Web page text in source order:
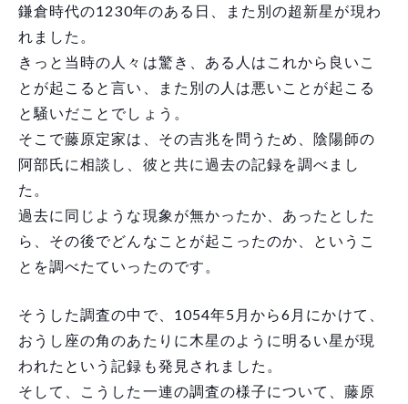
鎌倉時代の1230年のある日、また別の超新星が現わ
れました。
きっと当時の人々は驚き、ある人はこれから良いこ
とが起こると言い、また別の人は悪いことが起こる
と騒いだことでしょう。
そこで藤原定家は、その吉兆を問うため、陰陽師の
阿部氏に相談し、彼と共に過去の記録を調べまし
た。
過去に同じような現象が無かったか、あったとした
ら、その後でどんなことが起こったのか、というこ
とを調べたていったのです。
そうした調査の中で、1054年5月から6月にかけて、
おうし座の角のあたりに木星のように明るい星が現
われたという記録も発見されました。
そして、こうした一連の調査の様子について、藤原